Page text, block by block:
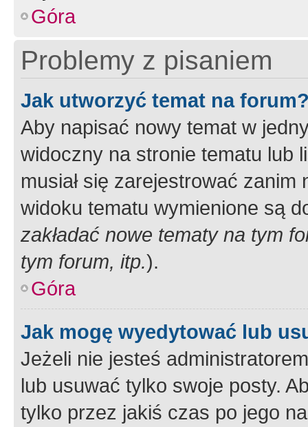
Góra
Problemy z pisaniem
Jak utworzyć temat na
Aby napisać nowy temat w
widoczny na stronie tematu lub
musiał się zarejestrować
widoku tematu wymienione są
zakładać nowe tematy na tym
tym forum, itp.).
Góra
Jak mogę wyedytować lub
Jeżeli nie jesteś
lub usuwać tylko swoje posty.
tylko przez jakiś czas po jego